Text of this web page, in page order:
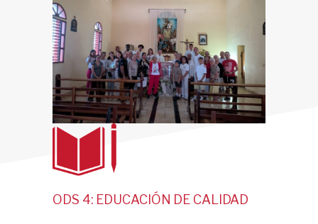
ODS 4: EDUCACIÓN DE CALIDAD